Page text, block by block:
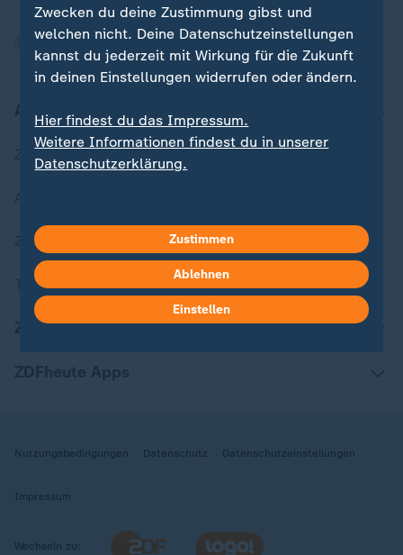
Aktuell bei ZDFheute
Zuletzt veröffentlicht
ZDFheute Stories
Themen im Überblick
ZDFheute Update
Nutzungsbedingungen Datenschutz Datenschutzeinstellungen
Impressum
Wechseln zu:
Zwecken du deine Zustimmung gibst und
welchen nicht. Deine Datenschutzeinstellungen
kannst du jederzeit mit Wirkung für die Zukunft
in deinen Einstellungen widerrufen oder ändern.
Hier findest du das Impressum.
Weitere Informationen findest du in unserer
Datenschutzerklärung.
Zustimmen
Ablehnen
Einstellen